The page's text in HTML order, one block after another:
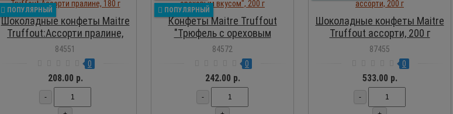
ПОПУЛЯРНЫЙ
Шоколадные конфеты Maitre
Truffout:Ассорти пралине,
180 г
84551
0
208.00 р.
-
ПОПУЛЯРНЫЙ
Конфеты Maitre Truffout
"Трюфель с ореховым
вкусом", 200 г
84572
0
242.00 р.
-
Шоколадные конфеты Maitre
Truffout ассорти, 200 г
87455
0
533.00 р.
-